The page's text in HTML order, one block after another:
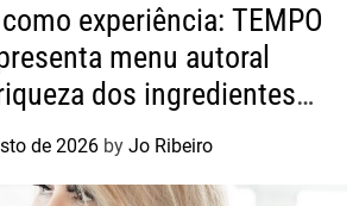
experiência: TEMPO
menu autoral
dos ingredientes
de 2026 by Jo Ribeiro